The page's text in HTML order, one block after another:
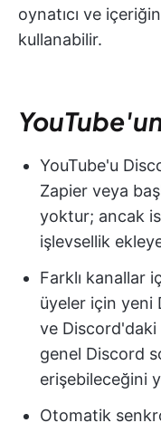
oynatıcı ve
kullanabilir.
YouTube'u
Zapier veya
yoktur; ancak
işlevsellik
Farklı kanallar
üyeler için yeni
ve Discord'daki
genel Discord
erişebileceğini
Otomatik